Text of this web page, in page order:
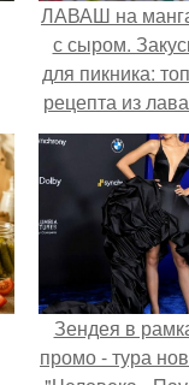
ЛАВАШ на
с сыром.
для пикника:
рецепта из
на мангале
любой вкус.
Зендея в
промо - тура